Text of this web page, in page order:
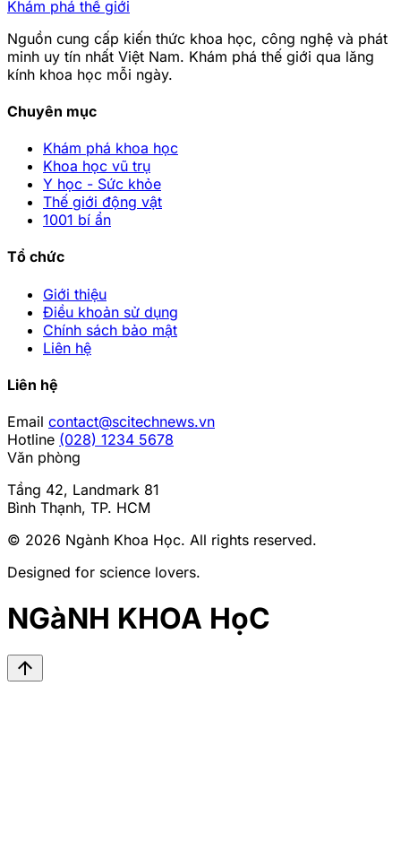
Khám phá thế giới
Nguồn cung cấp kiến thức khoa học, công nghệ và phát
minh uy tín nhất Việt Nam. Khám phá thế giới qua lăng
kính khoa học mỗi ngày.
Chuyên mục
Khám phá khoa học
Khoa học vũ trụ
Y học - Sức khỏe
Thế giới động vật
1001 bí ẩn
Tổ chức
Giới thiệu
Điều khoản sử dụng
Chính sách bảo mật
Liên hệ
Liên hệ
Email contact@scitechnews.vn
Hotline (028) 1234 5678
Văn phòng
Tầng 42, Landmark 81
Bình Thạnh, TP. HCM
© 2026 Ngành Khoa Học. All rights reserved.
Designed for science lovers.
NGàNH KHOA HọC
arrow_upward